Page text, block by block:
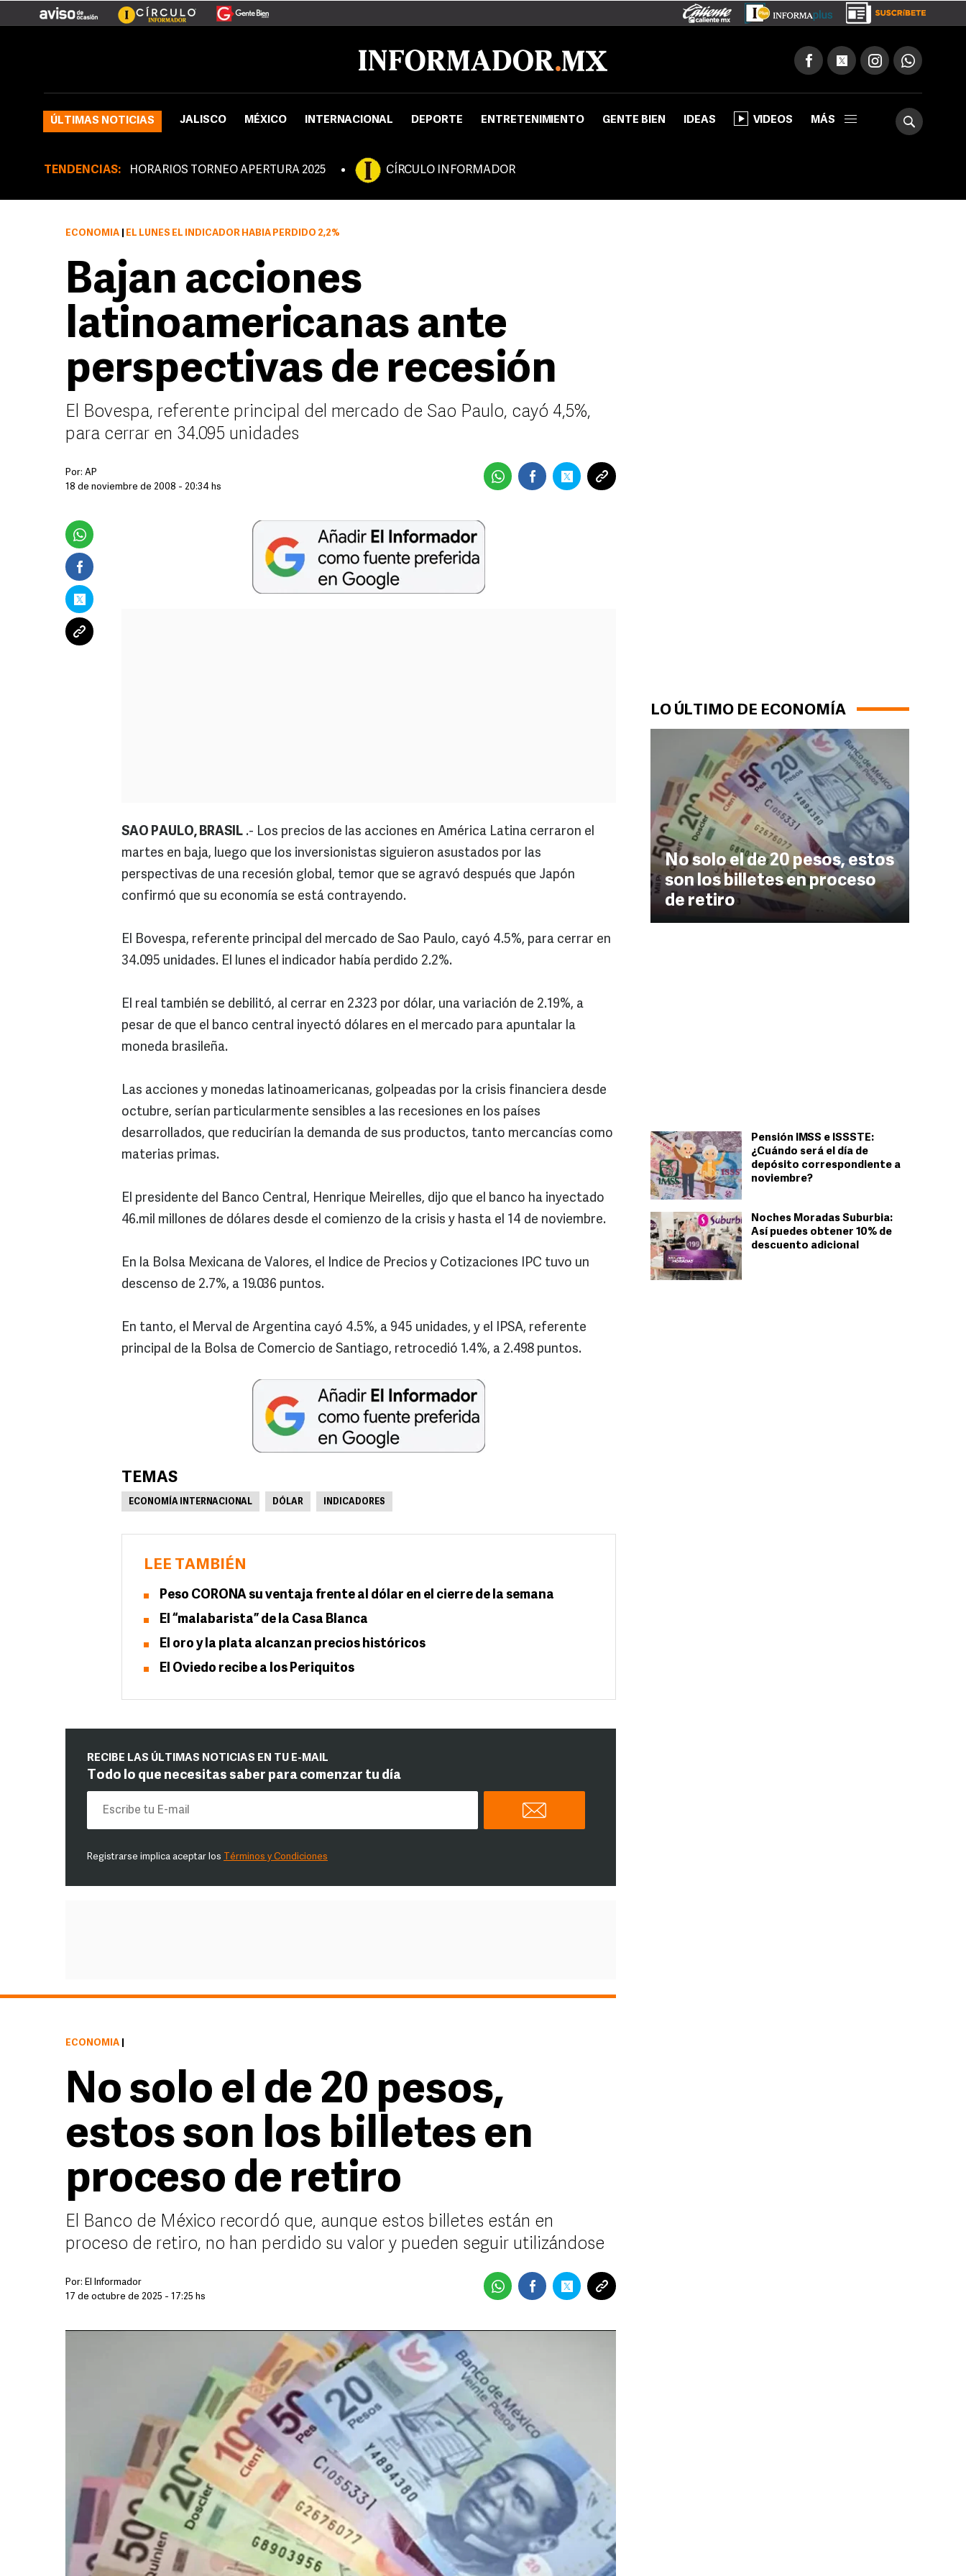
ÚLTIMAS NOTICIAS JALISCO MÉXICO INTERNACIONAL DEPORTE ENTRETENIMIENTO GENTE BIEN IDEAS VIDEOS MÁS
TENDENCIAS: HORARIOS TORNEO APERTURA 2025 CÍRCULO INFORMADOR
LO ÚLTIMO DE ECONOMÍA
No solo el de 20 pesos, estos
son los billetes en proceso
de retiro
Pensión IMSS e ISSSTE:
¿Cuándo será el día de
depósito correspondiente a
noviembre?
Noches Moradas Suburbia:
Así puedes obtener 10% de
descuento adicional
ECONOMÍA EL LUNES EL INDICADOR HABÍA PERDIDO 2,2%
Bajan acciones
latinoamericanas ante
perspectivas de recesión
El Bovespa, referente principal del mercado de Sao Paulo, cayó 4,5%,
para cerrar en 34.095 unidades
Por: AP
18 de noviembre de 2008 - 20:34 hs
SAO PAULO, BRASIL .- Los precios de las acciones en América Latina cerraron el
martes en baja, luego que los inversionistas siguieron asustados por las
perspectivas de una recesión global, temor que se agravó después que Japón
confirmó que su economía se está contrayendo.
El Bovespa, referente principal del mercado de Sao Paulo, cayó 4.5%, para cerrar en
34.095 unidades. El lunes el indicador había perdido 2.2%.
El real también se debilitó, al cerrar en 2.323 por dólar, una variación de 2.19%, a
pesar de que el banco central inyectó dólares en el mercado para apuntalar la
moneda brasileña.
Las acciones y monedas latinoamericanas, golpeadas por la crisis financiera desde
octubre, serían particularmente sensibles a las recesiones en los países
desarrollados, que reducirían la demanda de sus productos, tanto mercancías como
materias primas.
El presidente del Banco Central, Henrique Meirelles, dijo que el banco ha inyectado
46.mil millones de dólares desde el comienzo de la crisis y hasta el 14 de noviembre.
En la Bolsa Mexicana de Valores, el Indice de Precios y Cotizaciones IPC tuvo un
descenso de 2.7%, a 19.036 puntos.
En tanto, el Merval de Argentina cayó 4.5%, a 945 unidades, y el IPSA, referente
principal de la Bolsa de Comercio de Santiago, retrocedió 1.4%, a 2.498 puntos.
TEMAS
ECONOMÍA INTERNACIONAL DÓLAR INDICADORES
LEE TAMBIÉN
Peso CORONA su ventaja frente al dólar en el cierre de la semana
El “malabarista” de la Casa Blanca
El oro y la plata alcanzan precios históricos
El Oviedo recibe a los Periquitos
RECIBE LAS ÚLTIMAS NOTICIAS EN TU E-MAIL
Todo lo que necesitas saber para comenzar tu día
Registrarse implica aceptar los Términos y Condiciones
ECONOMÍA
No solo el de 20 pesos,
estos son los billetes en
proceso de retiro
El Banco de México recordó que, aunque estos billetes están en
proceso de retiro, no han perdido su valor y pueden seguir utilizándose
Por: El Informador
17 de octubre de 2025 - 17:25 hs